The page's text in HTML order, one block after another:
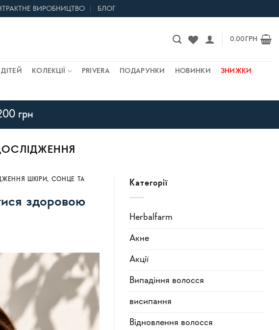
ВИРОБНИЦТВО БЛОГ
0.00 ГРН
КОЛЕКЦІЇ PRIVERA ПОДАРУНКИ НОВИНКИ ЗНИЖКИ
грн
ШКІРИ, СОНЦЕ ТА
здоровою
Категорії
Herbalfarm
Акне
Акції
Випадіння волосся
висипання
Відновлення волосся